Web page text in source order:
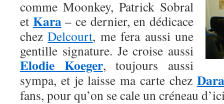
comme Moonkey, Patrick Sobral
et Kara– ce dernier, en dédicace
chezDelcourt, me fera aussi une
gentille signature. Je croise aussi
Elodie Koeger, toujours aussi
sympa, et je laisse ma carte chez Dara
fans, pour qu’on se cale un créneau